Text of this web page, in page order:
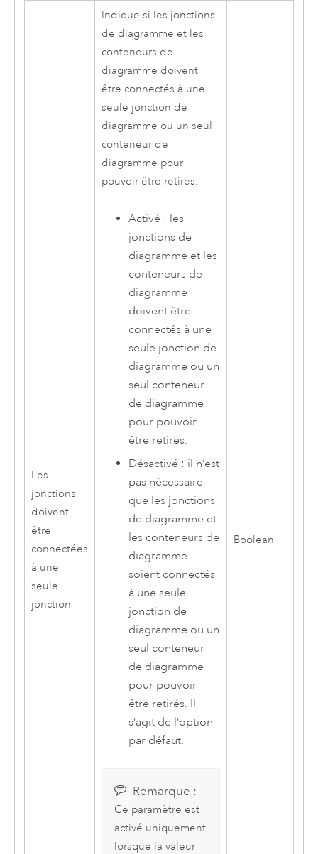
Les
jonctions
doivent
être
connectées
à une
seule
jonction
Indique si les jonctions
de diagramme et les
conteneurs de
diagramme doivent
être connectés à une
seule jonction de
diagramme ou un seul
conteneur de
diagramme pour
pouvoir être retirés.
Activé : les
jonctions de
diagramme et les
conteneurs de
diagramme
doivent être
connectés à une
seule jonction de
diagramme ou un
seul conteneur
de diagramme
pour pouvoir
être retirés.
Désactivé : il n’est
pas nécessaire
que les jonctions
de diagramme et
les conteneurs de
diagramme
soient connectés
à une seule
jonction de
diagramme ou un
seul conteneur
de diagramme
pour pouvoir
être retirés. Il
s’agit de l’option
par défaut.
Remarque :
Ce paramètre est
activé uniquement
lorsque la valeur
Boolean